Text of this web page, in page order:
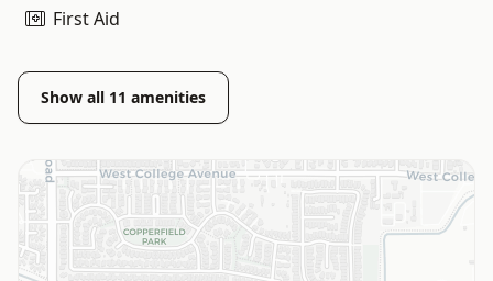
First Aid
Show all 11 amenities